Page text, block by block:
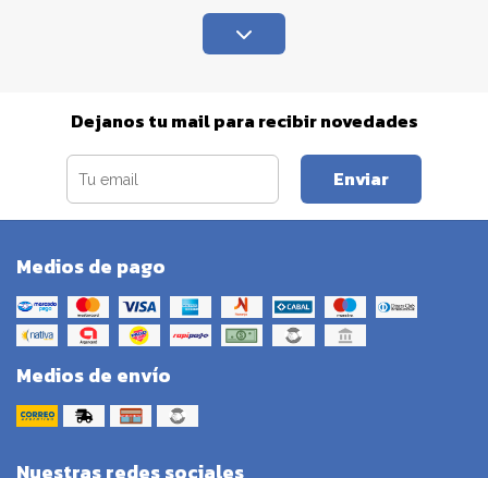
Dejanos tu mail para recibir novedades
Enviar
Medios de pago
Medios de envío
Nuestras redes sociales